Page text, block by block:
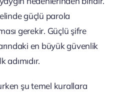
güçlü parola
gerekir. Güçlü şifre
en büyük güvenlik
adımıdır.
şu temel kurallara